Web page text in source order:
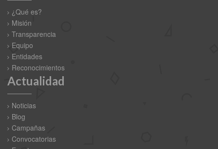
¿Qué es?
Misión
Transparencia
Equipo
Entidades
Reconocimientos
Actualidad
Noticias
Blog
Campañas
Convocatorias